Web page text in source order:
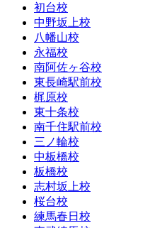
初台校
中野坂上校
八幡山校
永福校
南阿佐ヶ谷校
東長崎駅前校
梶原校
東十条校
南千住駅前校
三ノ輪校
中板橋校
板橋校
志村坂上校
桜台校
練馬春日校